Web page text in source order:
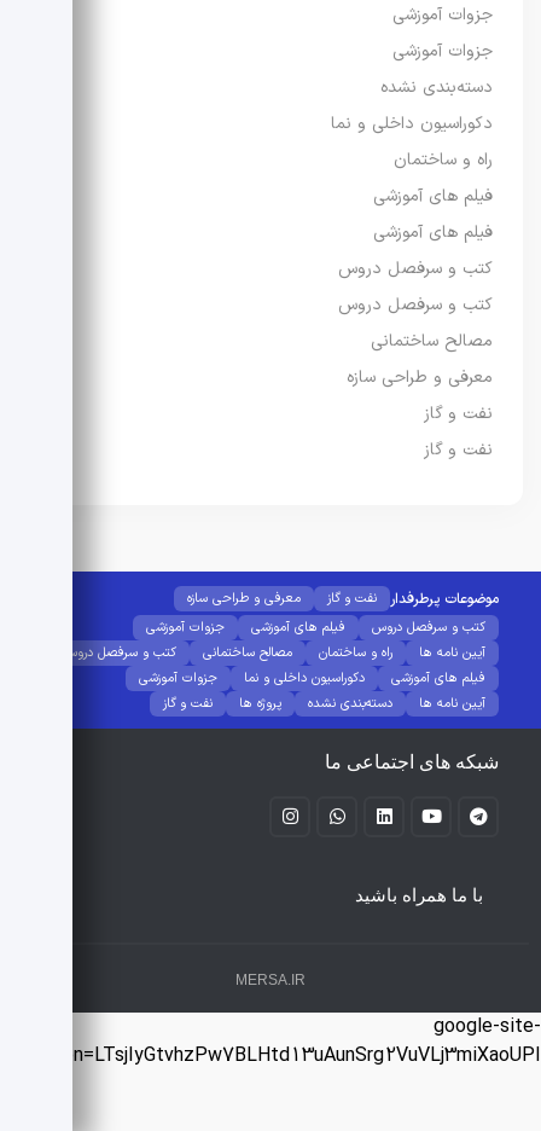
جزوات آموزشی
جزوات آموزشی
دسته‌بندی نشده
دکوراسیون داخلی و نما
راه و ساختمان
فیلم های آموزشی
فیلم های آموزشی
کتب و سرفصل دروس
کتب و سرفصل دروس
مصالح ساختمانی
معرفی و طراحی سازه
نفت و گاز
نفت و گاز
موضوعات پرطرفدار نفت و گاز
معرفی و طراحی سازه
کتب و سرفصل دروس
فیلم های آموزشی
جزوات آموزشی
آیین نامه ها
راه و ساختمان مصالح ساختمانی
کتب و سرفصل دروس
فیلم های آموزشی
دکوراسیون داخلی و نما
جزوات آموزشی
آیین نامه ها
دسته‌بندی نشده پروژه ها نفت و گاز
شبکه های اجتماعی ما
با ما همراه باشید
MERSA.IR
google-